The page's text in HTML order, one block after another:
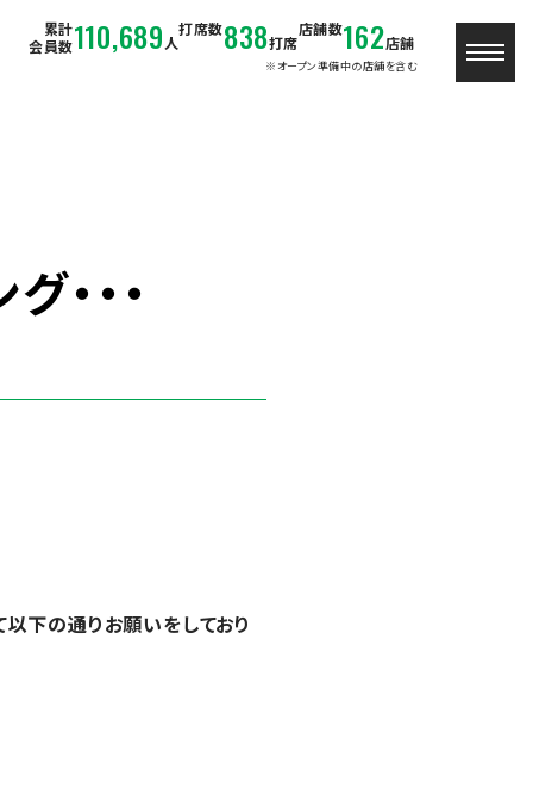
累計
会員数110,689 人
打席数838打席
店舗数162店舗
※オープン準備中の店舗を含む
・・
下の通りお願いをしており